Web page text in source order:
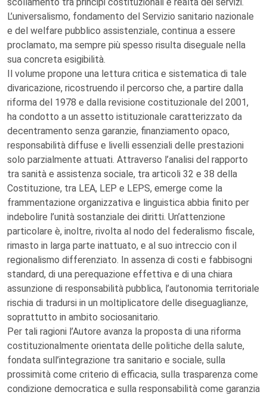
L’universalismo, fondamento del Servizio sanitario nazionale
e del welfare pubblico assistenziale, continua a essere
proclamato, ma sempre più spesso risulta diseguale nella
sua concreta esigibilità.
Il volume propone una lettura critica e sistematica di tale
divaricazione, ricostruendo il percorso che, a partire dalla
riforma del 1978 e dalla revisione costituzionale del 2001,
ha condotto a un assetto istituzionale caratterizzato da
decentramento senza garanzie, finanziamento opaco,
responsabilità diffuse e livelli essenziali delle prestazioni
solo parzialmente attuati. Attraverso l’analisi del rapporto
tra sanità e assistenza sociale, tra articoli 32 e 38 della
Costituzione, tra LEA, LEP e LEPS, emerge come la
frammentazione organizzativa e linguistica abbia finito per
indebolire l’unità sostanziale dei diritti. Un’attenzione
particolare è, inoltre, rivolta al nodo del federalismo fiscale,
rimasto in larga parte inattuato, e al suo intreccio con il
regionalismo differenziato. In assenza di costi e fabbisogni
standard, di una perequazione effettiva e di una chiara
assunzione di responsabilità pubblica, l’autonomia territoriale
rischia di tradursi in un moltiplicatore delle diseguaglianze,
soprattutto in ambito sociosanitario.
Per tali ragioni l’Autore avanza la proposta di una riforma
costituzionalmente orientata delle politiche della salute,
fondata sull’integrazione tra sanitario e sociale, sulla
prossimità come criterio di efficacia, sulla trasparenza come
condizione democratica e sulla responsabilità come garanzia